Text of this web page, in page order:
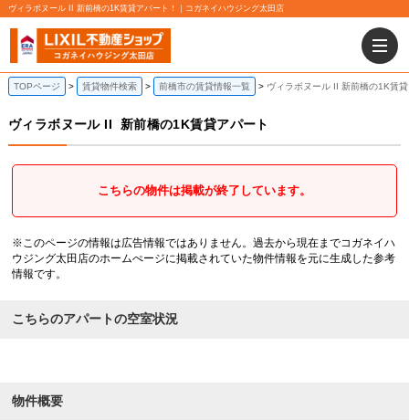
ヴィラボヌール II 新前橋の1K賃貸アパート！｜コガネイハウジング太田店
TOPページ 賃貸物件検索 前橋市の賃貸情報一覧 ヴィラボヌール II 新前橋の1K賃
ヴィラボヌール II 新前橋の1K賃貸アパート
こちらの物件は掲載が終了しています。
※このページの情報は広告情報ではありません。過去から現在までコガネイハ
ウジング太田店のホームぺージに掲載されていた物件情報を元に生成した参考
情報です。
こちらのアパートの空室状況
物件概要